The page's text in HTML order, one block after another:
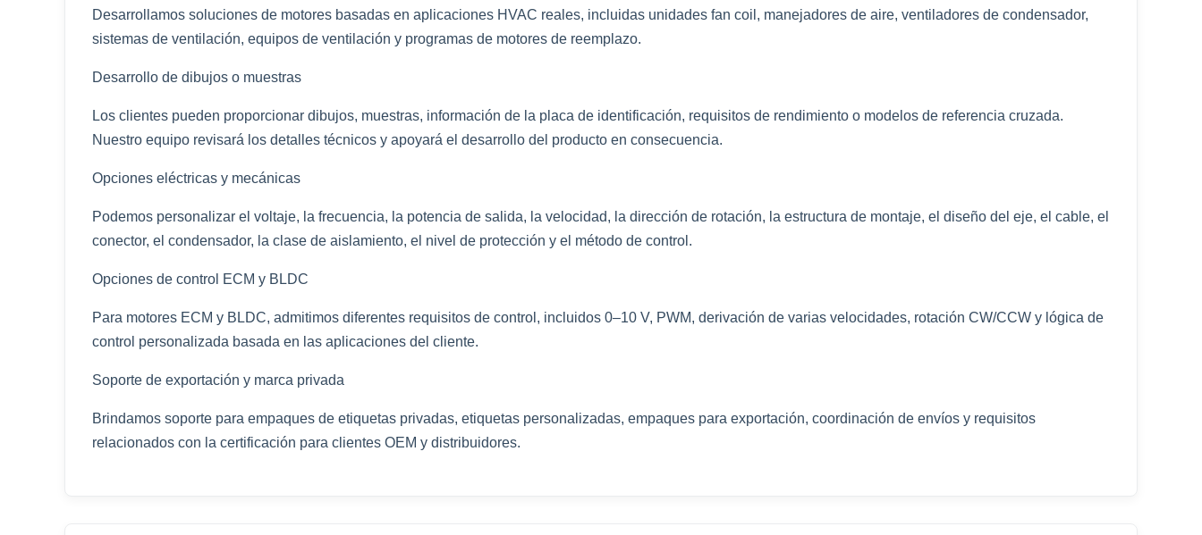
Desarrollamos soluciones de motores basadas en aplicaciones HVAC reales, incluidas unidades fan coil, manejadores de aire, ventiladores de condensador,
sistemas de ventilación, equipos de ventilación y programas de motores de reemplazo.
Desarrollo de dibujos o muestras
Los clientes pueden proporcionar dibujos, muestras, información de la placa de identificación, requisitos de rendimiento o modelos de referencia cruzada.
Nuestro equipo revisará los detalles técnicos y apoyará el desarrollo del producto en consecuencia.
Opciones eléctricas y mecánicas
Podemos personalizar el voltaje, la frecuencia, la potencia de salida, la velocidad, la dirección de rotación, la estructura de montaje, el diseño del eje, el cable, el
conector, el condensador, la clase de aislamiento, el nivel de protección y el método de control.
Opciones de control ECM y BLDC
Para motores ECM y BLDC, admitimos diferentes requisitos de control, incluidos 0–10 V, PWM, derivación de varias velocidades, rotación CW/CCW y lógica de
control personalizada basada en las aplicaciones del cliente.
Soporte de exportación y marca privada
Brindamos soporte para empaques de etiquetas privadas, etiquetas personalizadas, empaques para exportación, coordinación de envíos y requisitos
relacionados con la certificación para clientes OEM y distribuidores.